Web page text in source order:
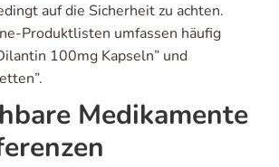
auf die Sicherheit zu achten.
Produktlisten umfassen häufig
100mg Kapseln” und
Medikamente